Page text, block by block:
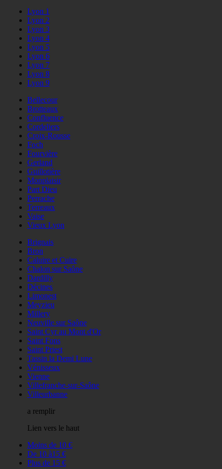
Lyon 1
Lyon 2
Lyon 3
Lyon 4
Lyon 5
Lyon 6
Lyon 7
Lyon 8
Lyon 9
Bellecour
Brotteaux
Confluence
Cordeliers
Croix-Rousse
Foch
Fourvière
Gerland
Guillotière
Monplaisir
Part Dieu
Perrache
Terreaux
Vaise
Vieux Lyon
Brignais
Bron
Caluire et Cuire
Chalon sur Saône
Dardilly
Décines
Limonest
Meyzieu
Millery
Neuville sur Saône
Saint Cyr au Mont d'Or
Saint Fons
Saint Priest
Tassin la Demi Lune
Vénisseux
Vienne
Villefranche-sur-Saône
Villeurbanne
a remplir
Lien vers le haut
Moins de 10 €
De 10 à15 €
Plus de 15 €